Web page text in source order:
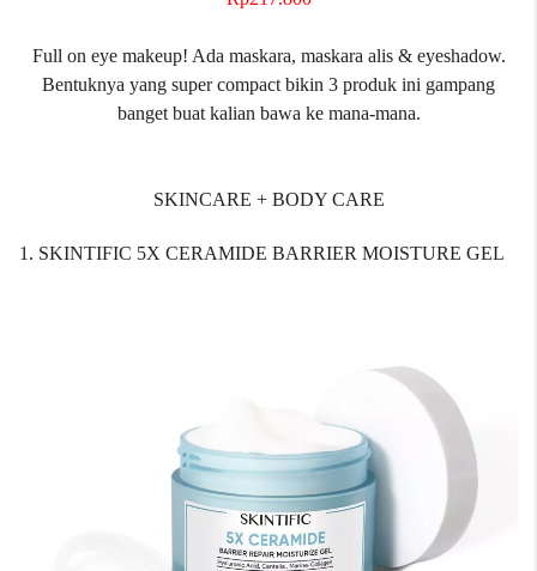
Full on eye makeup! Ada maskara, maskara alis & eyeshadow.
Bentuknya yang super compact bikin 3 produk ini gampang
banget buat kalian bawa ke mana-mana.
SKINCARE + BODY CARE
1. SKINTIFIC 5X CERAMIDE BARRIER MOISTURE GEL